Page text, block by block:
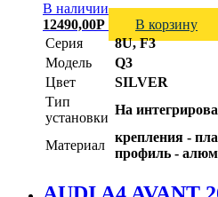
В наличии
12490,00Р
В корзину
Серия
8U, F3
Модель
Q3
Цвет
SILVER
Тип
установки
На
Материал
крепления -
профиль -